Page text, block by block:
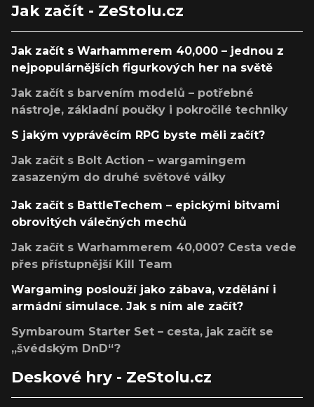
Jak začít - ZeStolu.cz
Jak začít s Warhammerem 40,000 – jednou z
nejpopulárnějších figurkových her na světě
Jak začít s barvením modelů – potřebné
nástroje, základní poučky i pokročilé techniky
S jakým vyprávěcím RPG byste měli začít?
Jak začít s Bolt Action – wargamingem
zasazeným do druhé světové války
Jak začít s BattleTechem – epickými bitvami
obrovitých válečných mechů
Jak začít s Warhammerem 40,000? Cesta vede
přes přístupnější Kill Team
Wargaming poslouží jako zábava, vzdělání i
armádní simulace. Jak s ním ale začít?
Symbaroum Starter Set – cesta, jak začít se
„švédským DnD“?
Deskové hry - ZeStolu.cz